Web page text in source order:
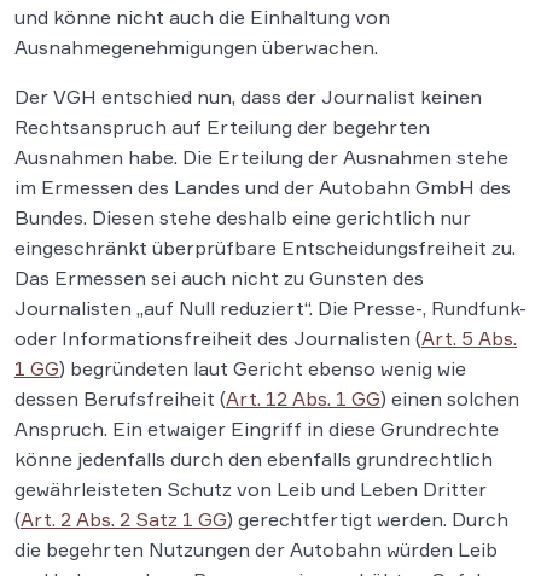
und könne nicht auch die Einhaltung von
Ausnahmegenehmigungen überwachen.
Der VGH entschied nun, dass der Journalist keinen
Rechtsanspruch auf Erteilung der begehrten
Ausnahmen habe. Die Erteilung der Ausnahmen stehe
im Ermessen des Landes und der Autobahn GmbH des
Bundes. Diesen stehe deshalb eine gerichtlich nur
eingeschränkt überprüfbare Entscheidungsfreiheit zu.
Das Ermessen sei auch nicht zu Gunsten des
Journalisten „auf Null reduziert“. Die Presse-, Rundfunk-
oder Informationsfreiheit des Journalisten (Art. 5 Abs.
1 GG) begründeten laut Gericht ebenso wenig wie
dessen Berufsfreiheit (Art. 12 Abs. 1 GG) einen solchen
Anspruch. Ein etwaiger Eingriff in diese Grundrechte
könne jedenfalls durch den ebenfalls grundrechtlich
gewährleisteten Schutz von Leib und Leben Dritter
(Art. 2 Abs. 2 Satz 1 GG) gerechtfertigt werden. Durch
die begehrten Nutzungen der Autobahn würden Leib